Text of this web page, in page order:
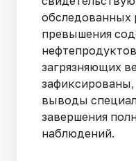
обследованных
превышения
загрязняющих
выводы
завершения
наблюдений.